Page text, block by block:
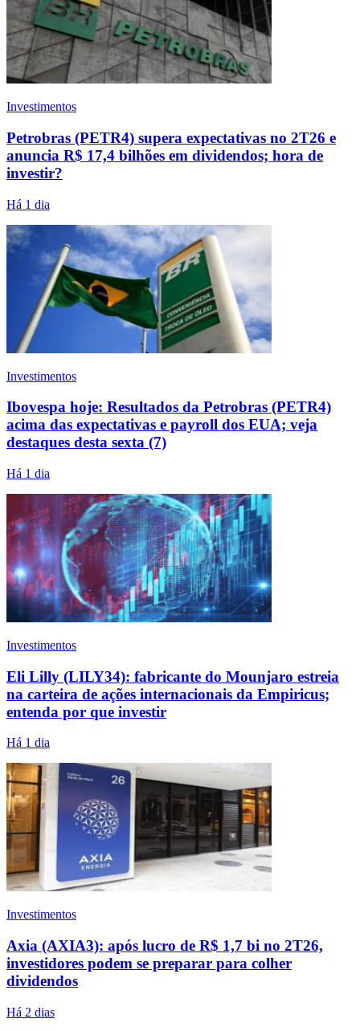
Investimentos
Petrobras (PETR4) supera expectativas no 2T26 e
anuncia R$ 17,4 bilhões em dividendos; hora de
investir?
Há 1 dia
Investimentos
Ibovespa hoje: Resultados da Petrobras (PETR4)
acima das expectativas e payroll dos EUA; veja
destaques desta sexta (7)
Há 1 dia
Investimentos
Eli Lilly (LILY34): fabricante do Mounjaro estreia
na carteira de ações internacionais da Empiricus;
entenda por que investir
Há 1 dia
Investimentos
Axia (AXIA3): após lucro de R$ 1,7 bi no 2T26,
investidores podem se preparar para colher
dividendos
Há 2 dias